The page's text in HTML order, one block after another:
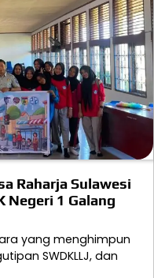
Raharja Sulawesi
Negeri 1 Galang
yang menghimpun
SWDKLLJ, dan